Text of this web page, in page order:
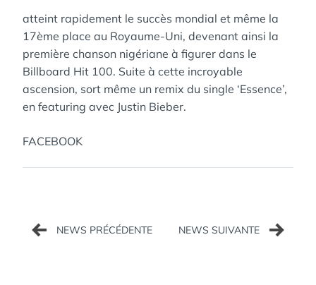
atteint rapidement le succès mondial et même la
17ème place au Royaume-Uni, devenant ainsi la
première chanson nigériane à figurer dans le
Billboard Hit 100. Suite à cette incroyable
ascension, sort même un remix du single ‘Essence’,
en featuring avec Justin Bieber.
FACEBOOK
Navigation
de